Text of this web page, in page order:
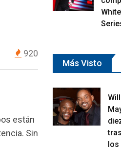
920
están
Sin
Más Visto
los